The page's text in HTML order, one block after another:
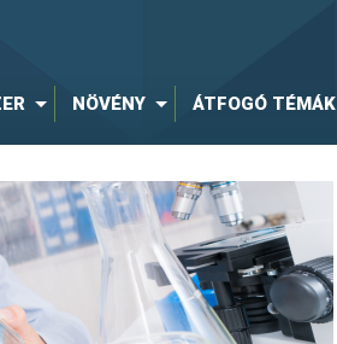
NÖVÉNY ÁTFOGÓ TÉMÁK